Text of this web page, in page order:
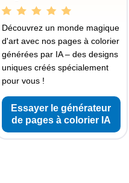
Découvrez un monde magique
d'art avec nos pages à colorier
générées par IA – des designs
uniques créés spécialement
pour vous !
Essayer le générateur
de pages à colorier IA